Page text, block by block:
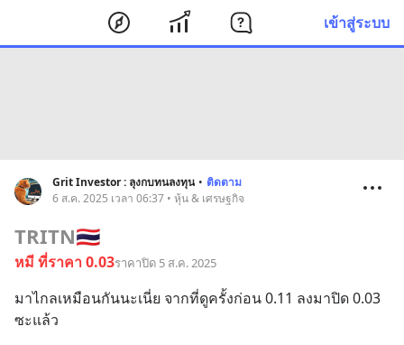
เข้าสู่ระบบ
Grit Investor : ลุงกบทนลงทุน • ติดตาม
6 ส.ค. 2025 เวลา 06:37 • หุ้น & เศรษฐกิจ
TRITN🇹🇭
หมี ที่ราคา 0.03ราคาปิด 5 ส.ค. 2025
มาไกลเหมือนกันนะเนี่ย จากที่ดูครั้งก่อน 0.11 ลงมาปิด 0.03
ซะแล้ว